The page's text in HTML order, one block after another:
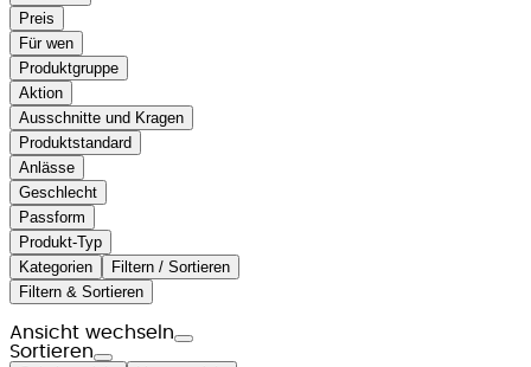
Preis
Für wen
Produktgruppe
Aktion
Ausschnitte und Kragen
Produktstandard
Anlässe
Geschlecht
Passform
Produkt-Typ
Kategorien
Filtern / Sortieren
Filtern & Sortieren
Ansicht wechseln
Sortieren